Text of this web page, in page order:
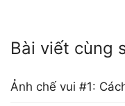
Bài viết cùng
Ảnh chế vui #1: